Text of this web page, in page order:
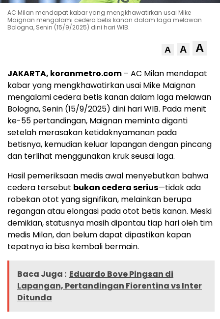
AC Milan mendapat kabar yang mengkhawatirkan usai Mike
Maignan mengalami cedera betis kanan dalam laga melawan
Bologna, Senin (15/9/2025) dini hari WIB.
A A A
JAKARTA, koranmetro.com – AC Milan mendapat
kabar yang mengkhawatirkan usai Mike Maignan
mengalami cedera betis kanan dalam laga melawan
Bologna, Senin (15/9/2025) dini hari WIB. Pada menit
ke-55 pertandingan, Maignan meminta diganti
setelah merasakan ketidaknyamanan pada
betisnya, kemudian keluar lapangan dengan pincang
dan terlihat menggunakan kruk seusai laga.
Hasil pemeriksaan medis awal menyebutkan bahwa
cedera tersebut bukan cedera serius—tidak ada
robekan otot yang signifikan, melainkan berupa
regangan atau elongasi pada otot betis kanan. Meski
demikian, statusnya masih dipantau tiap hari oleh tim
medis Milan, dan belum dapat dipastikan kapan
tepatnya ia bisa kembali bermain.
Baca Juga : Eduardo Bove Pingsan di
Lapangan, Pertandingan Fiorentina vs Inter
Ditunda